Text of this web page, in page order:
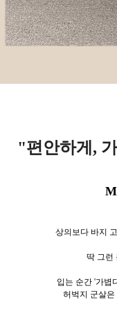
"편안하게,
상의보다 바지
딱 그런
입는 순간 '가볍
허벅지 군살